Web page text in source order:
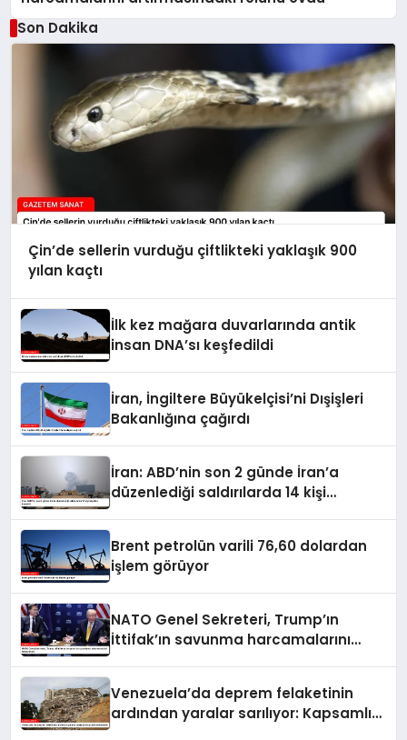
Son Dakika
Çin’de sellerin vurduğu çiftlikteki yaklaşık 900
yılan kaçtı
İlk kez mağara duvarlarında antik
insan DNA’sı keşfedildi
İran, İngiltere Büyükelçisi’ni Dışişleri
Bakanlığına çağırdı
İran: ABD’nin son 2 günde İran’a
düzenlediği saldırılarda 14 kişi
Brent petrolün varili 76,60 dolardan
işlem görüyor
NATO Genel Sekreteri, Trump’ın
İttifak’ın savunma harcamalarını
Venezuela’da deprem felaketinin
ardından yaralar sarılıyor: Kapsamlı